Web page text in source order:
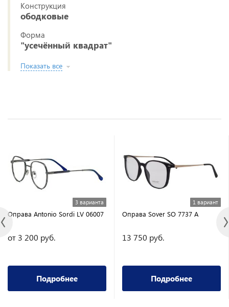
Конструкция
ободковые
Форма
"усечённый квадрат"
Показать все
3 варианта
Оправа Antonio Sordi LV 06007
от 3 200 руб.
Подробнее
1 вариант
Оправа Sover SO 7737 А
13 750 руб.
Подробнее